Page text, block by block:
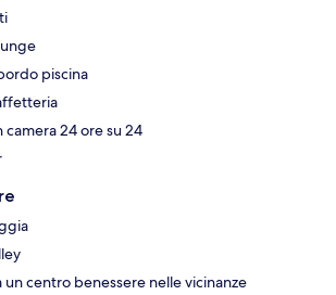
piscina
camera 24 ore su 24
un centro benessere nelle vicinanze